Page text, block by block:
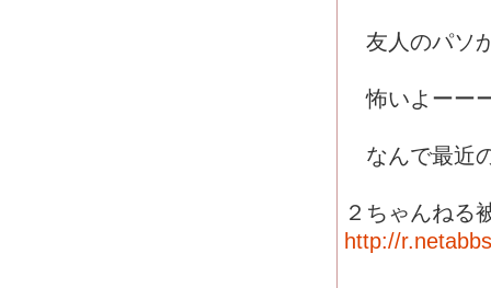
友人のパソ
怖いよーー
なんで最近
２ちゃんねる
http://